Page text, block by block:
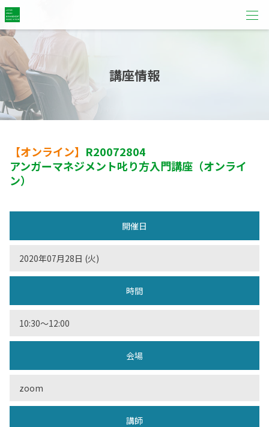
講座情報
【オンライン】 R20072804
アンガーマネジメント叱り方入門講座（オンライ
ン）
開催日
2020年07月28日 (火)
時間
10:30〜12:00
会場
zoom
講師